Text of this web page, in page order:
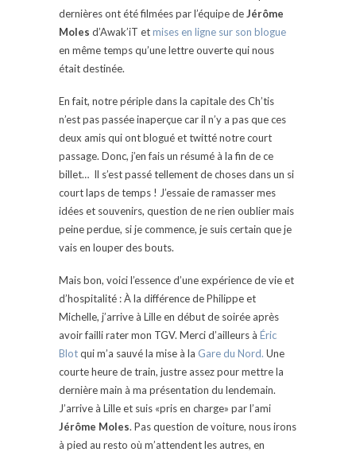
dernières ont été filmées par l’équipe deJérôme
Moles d’Awak’iT etmises en ligne sur son blogue
en même temps qu’une lettre ouverte qui nous
était destinée.
En fait, notre périple dans la capitale des Ch’tis
n’est pas passée inaperçue car il n’y a pas que ces
deux amis qui ont blogué et twitté notre court
passage. Donc, j’en fais un résumé à la fin de ce
billet… Il s’est passé tellement de choses dans un si
court laps de temps ! J’essaie de ramasser mes
idées et souvenirs, question de ne rien oublier mais
peine perdue, si je commence, je suis certain que je
vais en louper des bouts.
Mais bon, voici l’essence d’une expérience de vie et
d’hospitalité : À la différence de Philippe et
Michelle, j’arrive à Lille en début de soirée après
avoir failli rater mon TGV. Merci d’ailleurs à Éric
Blotqui m’a sauvé la mise à la Gare du Nord. Une
courte heure de train, justre assez pour mettre la
dernière main à ma présentation du lendemain.
J’arrive à Lille et suis «pris en charge» par l’ami
Jérôme Moles. Pas question de voiture, nous irons
à pied au resto où m’attendent les autres, en